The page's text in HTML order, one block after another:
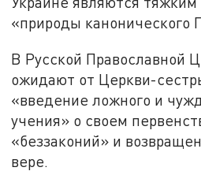
«природы канонического
В Русской Православной
ожидают от Церкви-
«введение ложного и
учения» о своем
«беззаконий» и
вере.